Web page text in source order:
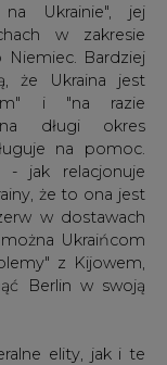
Ukrainie", jej
w zakresie
Bardziej
że Ukraina jest
i "na razie
długi okres
na pomoc.
- jak relacjonuje
że to ona jest
w dostawach
Ukraińcom
z Kijowem,
Berlin w swoją
elity, jak i te